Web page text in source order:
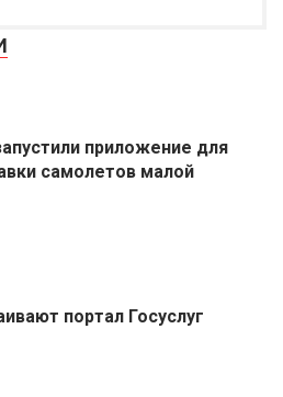
приложение для
самолетов малой
портал Госуслуг